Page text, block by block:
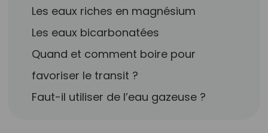
Les eaux riches en magnésium
Les eaux bicarbonatées
Quand et comment boire pour
favoriser le transit ?
Faut-il utiliser de l’eau gazeuse ?